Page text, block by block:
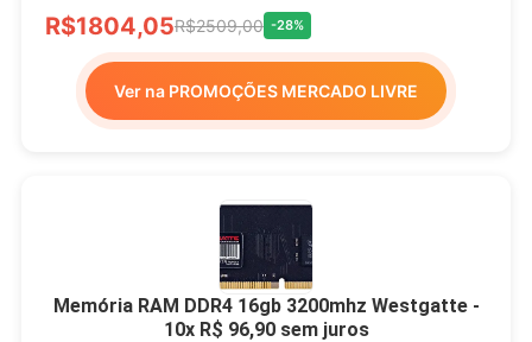
R$1804,05R$2509,00 -28%
Ver na PROMOÇÕES MERCADO LIVRE
Memória RAM DDR4 16gb 3200mhz Westgatte -
10x R$ 96,90 sem juros